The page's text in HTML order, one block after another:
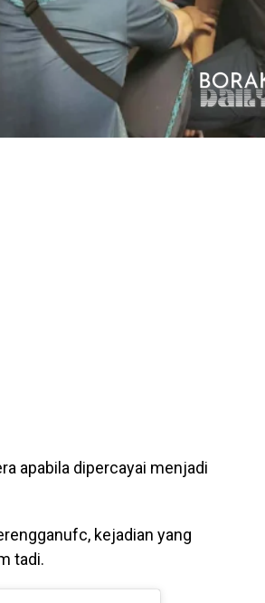
apabila dipercayai menjadi
kejadian yang
tadi.